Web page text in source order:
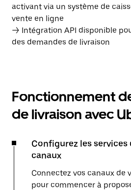
activant via un système de
vente en ligne
→ Intégration API disponible
des demandes de livraison
Fonctionnement
de livraison avec
Configurez les services
canaux
Connectez vos canaux de
pour commencer à